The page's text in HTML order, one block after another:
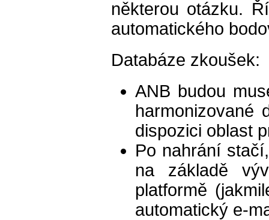
některou otázku.
automatického
Databáze zkoušek:
ANB budou
harmonizované
dispozici oblast
Po nahrání
na základě
platformě
automatický e-